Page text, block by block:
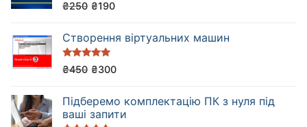
Оцінено в
5.00з 5
₴250 ₴190
Cтворення віртуальних машин
Оцінено в
5.00з 5
₴450 ₴300
Підберемо комплектацію ПК з нуля під
ваші запити